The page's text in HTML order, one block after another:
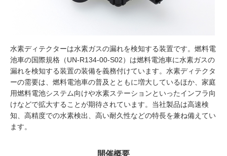
水素ディテクターは水素ガスの漏れを検知する装置です。燃料電
池車の国際規格（UN-R134-00-S02）は燃料電池車に水素ガスの
漏れを検知する装置の装備を義務付けています。水素ディテクタ
ーの需要は、燃料電池車の普及とともに増大しているほか、家庭
用燃料電池システム向けや水素ステーションといったインフラ向
けなどで拡大することが期待されています。当社製品は高速検
知、高精度での水素検出、高い耐久性などの特長を兼ね備えてい
ます。
開催概要